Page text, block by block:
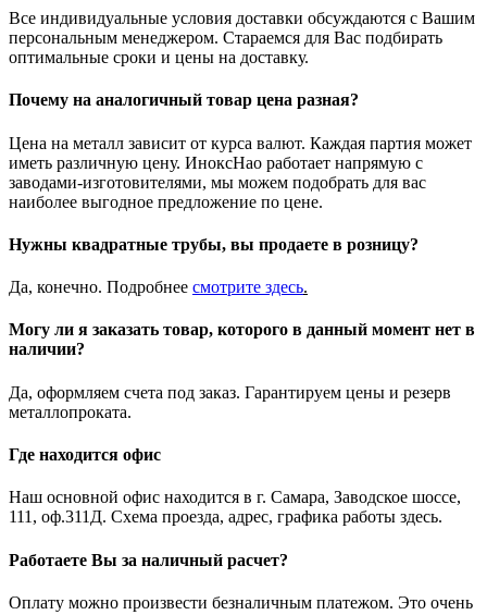
Все индивидуальные условия доставки обсуждаются с Вашим
персональным менеджером. Стараемся для Вас подбирать
оптимальные сроки и цены на доставку.
Почему на аналогичный товар цена разная?
Цена на металл зависит от курса валют. Каждая партия может
иметь различную цену. ИноксНао работает напрямую с
заводами-изготовителями, мы можем подобрать для вас
наиболее выгодное предложение по цене.
Нужны квадратные трубы, вы продаете в розницу?
Да, конечно. Подробнее смотрите здесь.
Могу ли я заказать товар, которого в данный момент нет в
наличии?
Да, оформляем счета под заказ. Гарантируем цены и резерв
металлопроката.
Где находится офис
Наш основной офис находится в г. Самара, Заводское шоссе,
111, оф.311Д. Схема проезда, адрес, графика работы здесь.
Работаете Вы за наличный расчет?
Оплату можно произвести безналичным платежом. Это очень